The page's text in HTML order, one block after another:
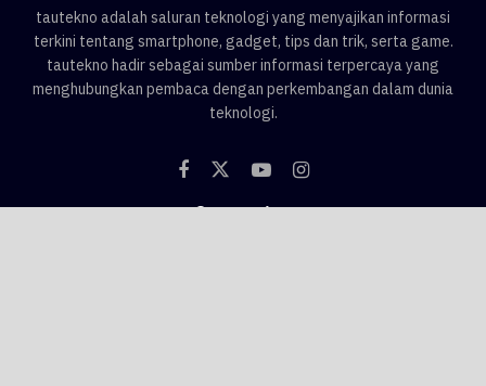
tautekno adalah saluran teknologi yang menyajikan informasi
terkini tentang smartphone, gadget, tips dan trik, serta game.
tautekno hadir sebagai sumber informasi terpercaya yang
menghubungkan pembaca dengan perkembangan dalam dunia
teknologi.
Categories